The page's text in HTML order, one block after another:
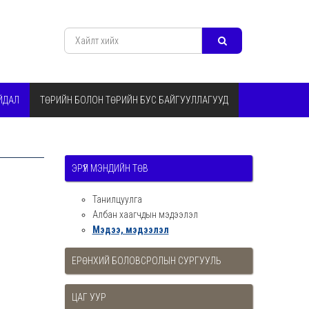
ТӨРИЙН БОЛОН ТӨРИЙН БУС БАЙГУУЛЛАГУУД
ЭРҮҮЛ МЭНДИЙН ТӨВ
Танилцуулга
Албан хаагчдын мэдээлэл
Мэдээ, мэдээлэл
ЕРӨНХИЙ БОЛОВСРОЛЫН СУРГУУЛЬ
ЦАГ УУР